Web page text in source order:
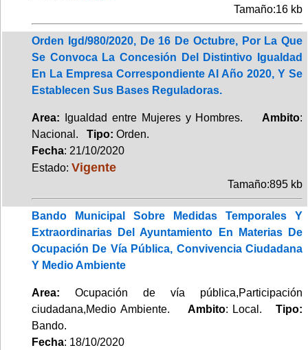
Tamaño:16 kb
Orden Igd/980/2020, De 16 De Octubre, Por La Que
Se Convoca La Concesión Del Distintivo Igualdad
En La Empresa Correspondiente Al Año 2020, Y Se
Establecen Sus Bases Reguladoras.
Area: Igualdad entre Mujeres y Hombres. Ambito:
Nacional. Tipo: Orden.
Fecha: 21/10/2020
Estado: Vigente
Tamaño:895 kb
Bando Municipal Sobre Medidas Temporales Y
Extraordinarias Del Ayuntamiento En Materias De
Ocupación De Vía Pública, Convivencia Ciudadana
Y Medio Ambiente
Area: Ocupación de vía pública,Participación
ciudadana,Medio Ambiente. Ambito: Local.Tipo:
Bando.
Fecha: 18/10/2020